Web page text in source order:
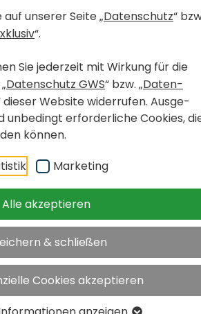
unserer Seite „Daten­schutz“
“.
Sie jeder­zeit mit Wirkung für die
Daten­schutz GWS“ bzw. „Daten­
dieser Website wider­rufen. Ausge­
unbe­dingt erfor­der­liche Cookies,
können.
Marke­ting
Alle akzeptieren
& schließen
Cookies akzeptieren